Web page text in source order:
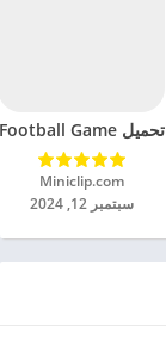
تحميل Soccer Hero PvP Football Game مهكرة للاندرويد 2024
Miniclip.com‏
سبتمبر 12, 2024